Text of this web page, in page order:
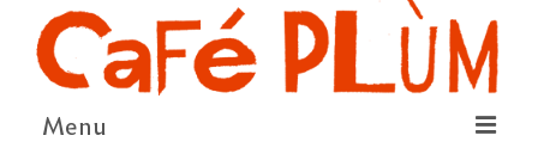
Menu